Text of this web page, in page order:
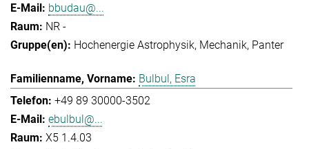
bbudau@...
NR -
Hochenergie Astrophysik Mechanik Panter
Bulbul, Esra
+49 89 30000-3502
ebulbul@...
X5 1.4.03